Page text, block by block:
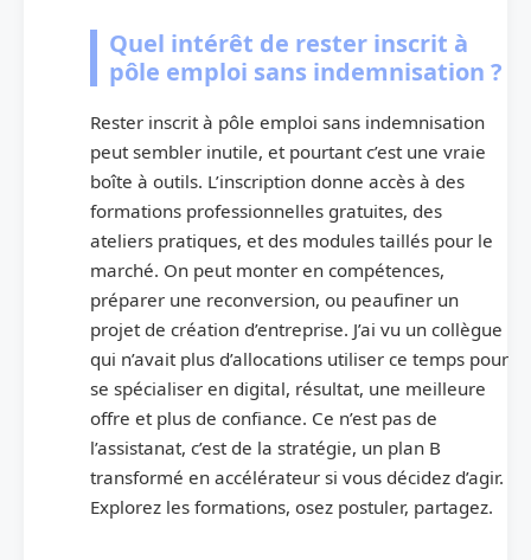
Quel intérêt de rester inscrit à
pôle emploi sans indemnisation ?
Rester inscrit à pôle emploi sans indemnisation
peut sembler inutile, et pourtant c’est une vraie
boîte à outils. L’inscription donne accès à des
formations professionnelles gratuites, des
ateliers pratiques, et des modules taillés pour le
marché. On peut monter en compétences,
préparer une reconversion, ou peaufiner un
projet de création d’entreprise. J’ai vu un collègue
qui n’avait plus d’allocations utiliser ce temps pour
se spécialiser en digital, résultat, une meilleure
offre et plus de confiance. Ce n’est pas de
l’assistanat, c’est de la stratégie, un plan B
transformé en accélérateur si vous décidez d’agir.
Explorez les formations, osez postuler, partagez.